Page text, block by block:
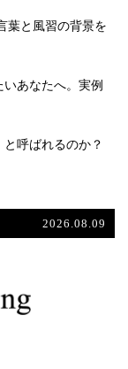
葉と風習の背景を
あなたへ。実例
呼ばれるのか？
2026.08.09